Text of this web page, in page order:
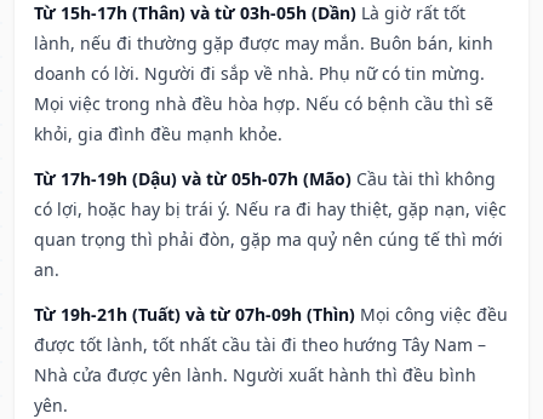
Từ 15h-17h (Thân) và từ 03h-05h (Dần) Là giờ rất tốt
lành, nếu đi thường gặp được may mắn. Buôn bán, kinh
doanh có lời. Người đi sắp về nhà. Phụ nữ có tin mừng.
Mọi việc trong nhà đều hòa hợp. Nếu có bệnh cầu thì sẽ
khỏi, gia đình đều mạnh khỏe.
Từ 17h-19h (Dậu) và từ 05h-07h (Mão) Cầu tài thì không
có lợi, hoặc hay bị trái ý. Nếu ra đi hay thiệt, gặp nạn, việc
quan trọng thì phải đòn, gặp ma quỷ nên cúng tế thì mới
an.
Từ 19h-21h (Tuất) và từ 07h-09h (Thìn) Mọi công việc đều
được tốt lành, tốt nhất cầu tài đi theo hướng Tây Nam –
Nhà cửa được yên lành. Người xuất hành thì đều bình
yên.